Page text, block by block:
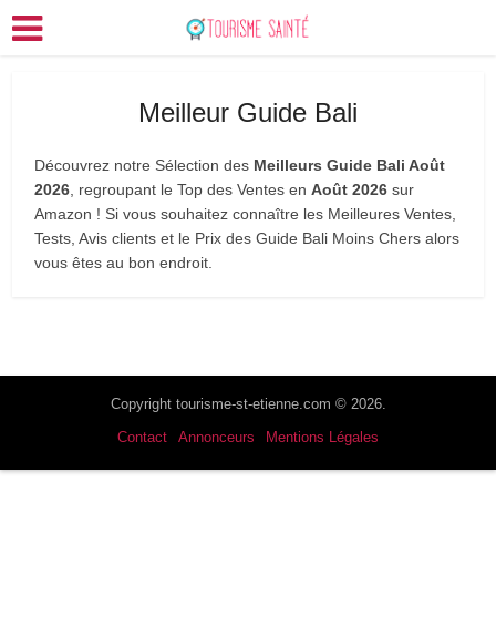
Meilleur Guide Bali
Découvrez notre Sélection des Meilleurs Guide Bali Août
2026 , regroupant le Top des Ventes en Août 2026 sur
Amazon ! Si vous souhaitez connaître les Meilleures Ventes,
Tests, Avis clients et le Prix des Guide Bali Moins Chers alors
vous êtes au bon endroit.
Copyright tourisme-st-etienne.com © 2026.
Contact
Annonceurs Mentions Légales